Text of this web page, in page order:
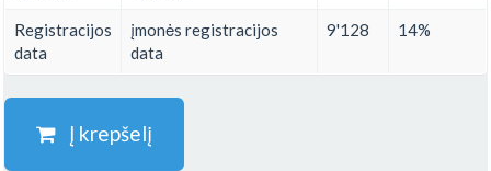
Registracijos
data
įmonės registracijos
data
9'128 14%
Į krepšelį